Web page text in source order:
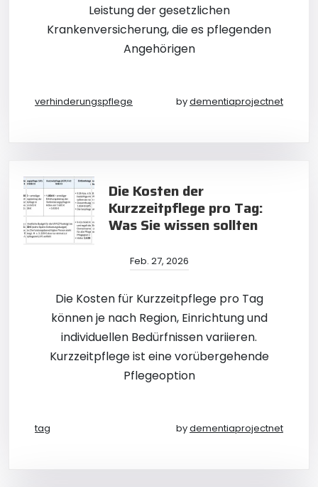
Leistung der gesetzlichen
Krankenversicherung, die es pflegenden
Angehörigen
verhinderungspflege bydementiaprojectnet
Die Kosten der
Kurzzeitpflege pro Tag:
Was Sie wissen sollten
Feb. 27, 2026
Die Kosten für Kurzzeitpflege pro Tag
können je nach Region, Einrichtung und
individuellen Bedürfnissen variieren.
Kurzzeitpflege ist eine vorübergehende
Pflegeoption
tag bydementiaprojectnet